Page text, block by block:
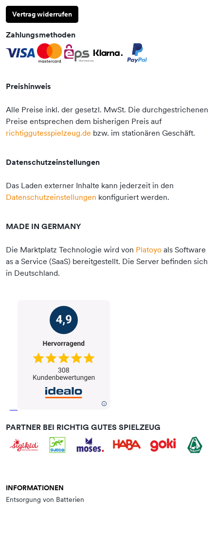
Vertrag widerrufen
Zahlungsmethoden
Preishinweis
Alle Preise inkl. der gesetzl. MwSt. Die durchgestrichenen
Preise entsprechen dem bisherigen Preis auf
richtiggutesspielzeug.de bzw. im stationären Geschäft.
Datenschutzeinstellungen
Das Laden externer Inhalte kann jederzeit in den
Datenschutzeinstellungen konfiguriert werden.
MADE IN GERMANY
Die Marktplatz Technologie wird von Platoyo als Software
as a Service (SaaS) bereitgestellt. Die Server befinden sich
in Deutschland.
PARTNER BEI RICHTIG GUTES SPIELZEUG
INFORMATIONEN
Entsorgung von Batterien